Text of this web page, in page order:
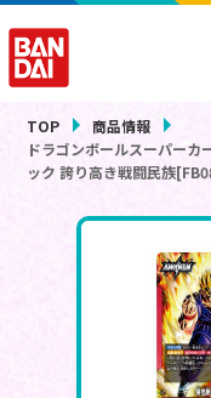
TOP
商品情報
ドラゴンボールスーパーカ
ック 誇り高き戦闘民族